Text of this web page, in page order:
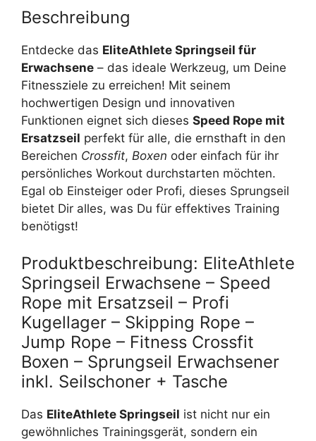
Beschreibung
Entdecke das EliteAthlete Springseil für
Erwachsene – das ideale Werkzeug, um Deine
Fitnessziele zu erreichen! Mit seinem
hochwertigen Design und innovativen
Funktionen eignet sich dieses Speed Rope mit
Ersatzseil perfekt für alle, die ernsthaft in den
Bereichen Crossfit, Boxen oder einfach für ihr
persönliches Workout durchstarten möchten.
Egal ob Einsteiger oder Profi, dieses Sprungseil
bietet Dir alles, was Du für effektives Training
benötigst!
Produktbeschreibung: EliteAthlete
Springseil Erwachsene – Speed
Rope mit Ersatzseil – Profi
Kugellager – Skipping Rope –
Jump Rope – Fitness Crossfit
Boxen – Sprungseil Erwachsener
inkl. Seilschoner + Tasche
Das EliteAthlete Springseil ist nicht nur ein
gewöhnliches Trainingsgerät, sondern ein